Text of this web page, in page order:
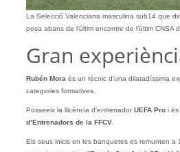
La Selecció Valenciana masculina sub14 que
posa abans de l’últim encontre de l’últim CNSA
Gran
Rubén Mora és un tècnic d’una dilatadíssima
categories formatives.
Posseeix la llicència d’entrenadorUEFA Proi és
d’Entrenadors de la FFCV.
Els seus inicis en les banquetes es remunten a